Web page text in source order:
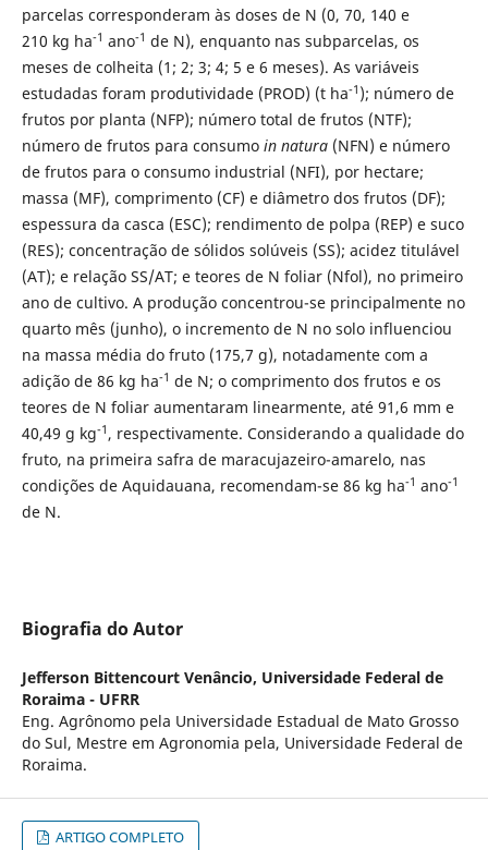
parcelas corresponderam às doses de N (0, 70, 140 e
210 kg ha-1 ano-1 de N), enquanto nas subparcelas, os
meses de colheita (1; 2; 3; 4; 5 e 6 meses). As variáveis
estudadas foram produtividade (PROD) (t ha-1 ); número de
frutos por planta (NFP); número total de frutos (NTF);
número de frutos para consumo in natura (NFN) e número
de frutos para o consumo industrial (NFI), por hectare;
massa (MF), comprimento (CF) e diâmetro dos frutos (DF);
espessura da casca (ESC); rendimento de polpa (REP) e suco
(RES); concentração de sólidos solúveis (SS); acidez titulável
(AT); e relação SS/AT; e teores de N foliar (Nfol), no primeiro
ano de cultivo. A produção concentrou-se principalmente no
quarto mês (junho), o incremento de N no solo influenciou
na massa média do fruto (175,7 g), notadamente com a
adição de 86 kg ha-1 de N; o comprimento dos frutos e os
teores de N foliar aumentaram linearmente, até 91,6 mm e
40,49 g kg-1 , respectivamente. Considerando a qualidade do
fruto, na primeira safra de maracujazeiro-amarelo, nas
condições de Aquidauana, recomendam-se 86 kg ha-1 ano-1
de N.
Biografia do Autor
Jefferson Bittencourt Venâncio, Universidade Federal de
Roraima - UFRR
Eng. Agrônomo pela Universidade Estadual de Mato Grosso
do Sul, Mestre em Agronomia pela, Universidade Federal de
Roraima.
ARTIGO COMPLETO